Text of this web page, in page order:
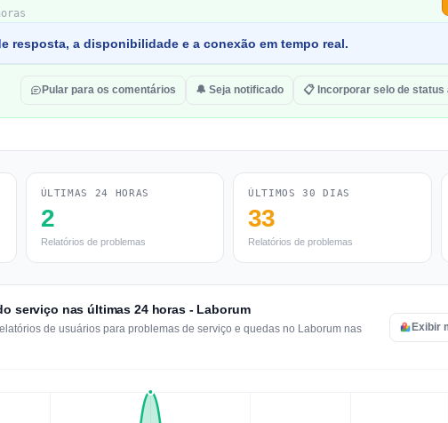
resposta, a disponibilidade e a conexão em tempo real.
Pular para os comentários 🔔 Seja notificado 📋 Incorporar selo de status
ÚLTIMAS 24 HORAS
2
Relatórios de problemas
ÚLTIMOS 30 DIAS
33
Relatórios de problemas
serviço nas últimas 24 horas - Laborum
de usuários para problemas de serviço e quedas no Laborum nas
Exibir